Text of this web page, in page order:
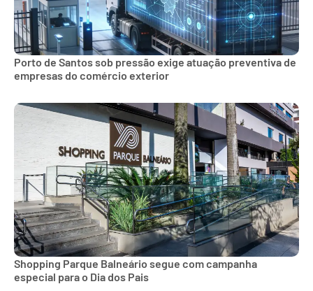
Porto de Santos sob pressão exige atuação preventiva de
empresas do comércio exterior
Shopping Parque Balneário segue com campanha
especial para o Dia dos Pais